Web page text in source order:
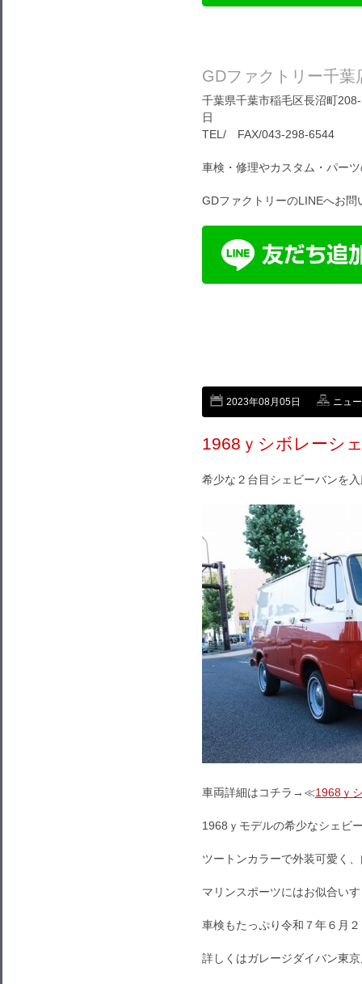
GDファクトリー千葉
千葉県千葉市稲毛区長沼町
日
TEL/ FAX/043-298-6544
車検・修理やカスタム・パー
GDファクトリーのLINEへお問
2023年08月05日 ニュ
1968ｙシボレーシ
希少な２台目シェビーバンを
車両詳細はコチラ→≪1968ｙ
1968ｙモデルの希少なシェビ
ツートンカラーで外装可愛く
マリンスポーツにはお似合い
車検もたっぷり令和７年６月
詳しくはガレージダイバン東